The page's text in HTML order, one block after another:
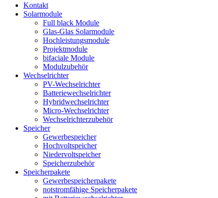
Kontakt
Solarmodule
Full black Module
Glas-Glas Solarmodule
Hochleistungsmodule
Projektmodule
bifaciale Module
Modulzubehör
Wechselrichter
PV-Wechselrichter
Batteriewechselrichter
Hybridwechselrichter
Micro-Wechselrichter
Wechselrichterzubehör
Speicher
Gewerbespeicher
Hochvoltspeicher
Niedervoltspeicher
Speicherzubehör
Speicherpakete
Gewerbespeicherpakete
notstromfähige Speicherpakete